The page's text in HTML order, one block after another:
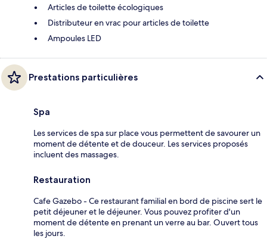
Articles de toilette écologiques
Distributeur en vrac pour articles de toilette
Ampoules LED
Prestations particulières
Spa
Les services de spa sur place vous permettent de savourer un
moment de détente et de douceur. Les services proposés
incluent des massages.
Restauration
Cafe Gazebo - Ce restaurant familial en bord de piscine sert le
petit déjeuner et le déjeuner. Vous pouvez profiter d'un
moment de détente en prenant un verre au bar. Ouvert tous
les jours.